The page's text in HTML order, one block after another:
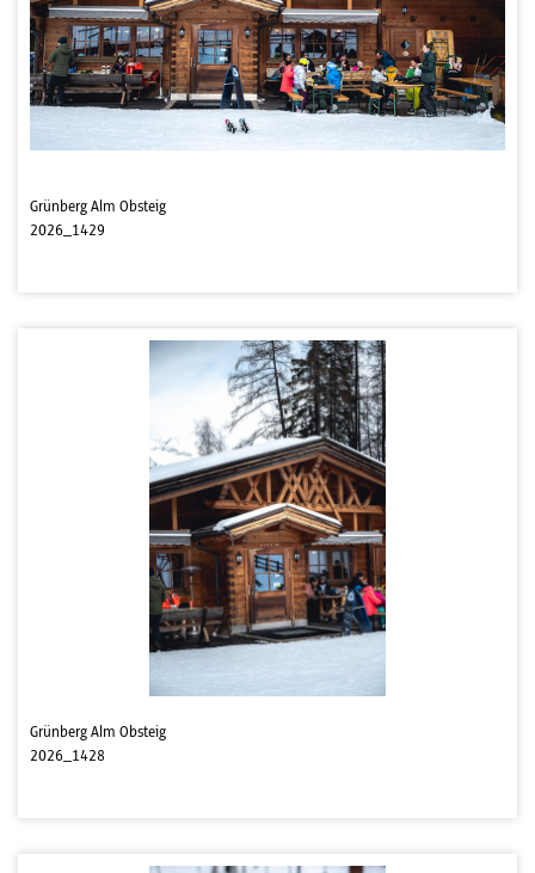
Grünberg Alm Obsteig
2026_1429
Grünberg Alm Obsteig
2026_1428